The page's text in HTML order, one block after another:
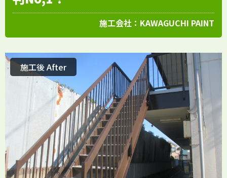
施工会社： KAWAGUCHI PAINT
施工後 After